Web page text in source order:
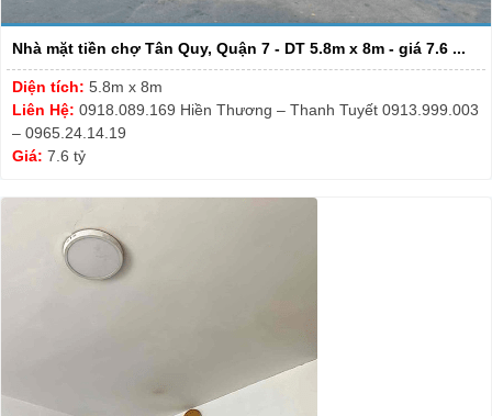
Nhà mặt tiền chợ Tân Quy, Quận 7 - DT 5.8m x 8m - giá 7.6 ...
Diện tích: 5.8m x 8m
Liên Hệ: 0918.089.169 Hiền Thương – Thanh Tuyết 0913.999.003
– 0965.24.14.19
Giá: 7.6 tỷ